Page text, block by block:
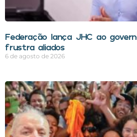
Federação lança JHC ao
frustra aliados
6 de agosto de 2026